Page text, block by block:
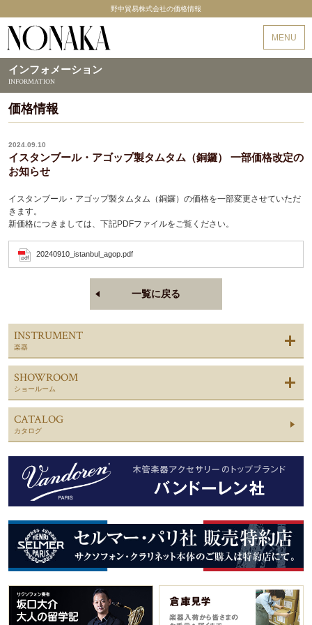
野中貿易株式会社の価格情報
MENU
インフォメーション
INFORMATION
価格情報
2024.09.10
イスタンブール・アゴップ製タムタム（銅鑼） 一部価格改定の
お知らせ
イスタンブール・アゴップ製タムタム（銅鑼）の価格を一部変更させていただ
きます。
新価格につきましては、下記PDFファイルをご覧ください。
20240910_istanbul_agop.pdf
一覧に戻る
INSTRUMENT
楽器
SHOWROOM
ショールーム
CATALOG
カタログ